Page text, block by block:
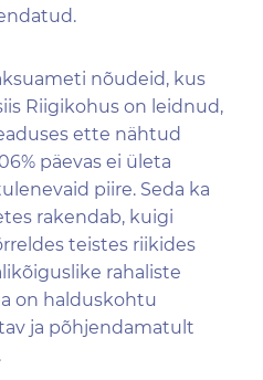
nõudeid, kus
Riigikohus on leidnud,
ette nähtud
päevas ei ületa
piire. Seda ka
rakendab, kuigi
teistes riikides
rahaliste
on halduskohtu
ja põhjendamatult